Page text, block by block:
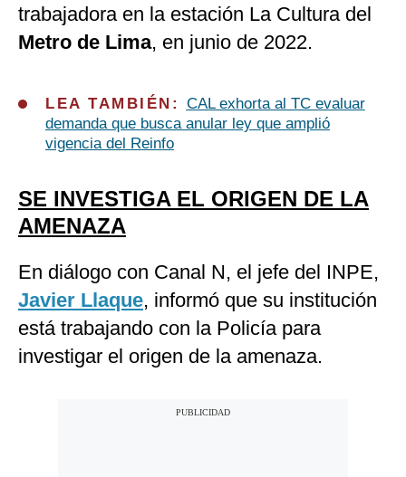
trabajadora en la estación La Cultura del
Metro de Lima, en junio de 2022.
LEA TAMBIÉN: CAL exhorta al TC evaluar
demanda que busca anular ley que amplió
vigencia del Reinfo
SE INVESTIGA EL ORIGEN DE LA
AMENAZA
En diálogo con Canal N, el jefe del INPE,
Javier Llaque, informó que su institución
está trabajando con la Policía para
investigar el origen de la amenaza.